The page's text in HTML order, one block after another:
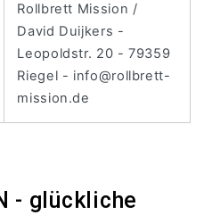
Rollbrett Mission /
David Duijkers -
Leopoldstr. 20 - 79359
Riegel - info@rollbrett-
mission.de
- glückliche